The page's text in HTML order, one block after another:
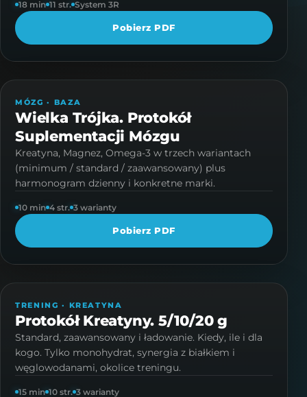
18 min 11 str. System 3R
Pobierz PDF
MÓZG · BAZA
Wielka Trójka. Protokół
Suplementacji Mózgu
Kreatyna, Magnez, Omega-3 w trzech wariantach
(minimum / standard / zaawansowany) plus
harmonogram dzienny i konkretne marki.
10 min 4 str. 3 warianty
Pobierz PDF
TRENING · KREATYNA
Protokół Kreatyny. 5/10/20 g
Standard, zaawansowany i ładowanie. Kiedy, ile i dla
kogo. Tylko monohydrat, synergia z białkiem i
węglowodanami, okolice treningu.
15 min 10 str. 3 warianty